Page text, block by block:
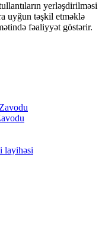
yerləşdirilməsi
uyğun təşkil etməklə
fəaliyyət göstərir.
layihəsi